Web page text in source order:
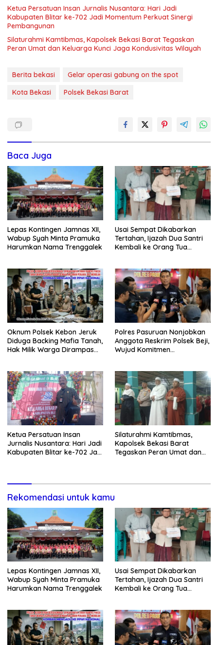
Ketua Persatuan Insan Jurnalis Nusantara: Hari Jadi
Kabupaten Blitar ke-702 Jadi Momentum Perkuat Sinergi
Pembangunan
Silaturahmi Kamtibmas, Kapolsek Bekasi Barat Tegaskan
Peran Umat dan Keluarga Kunci Jaga Kondusivitas Wilayah
Berita bekasi
Gelar operasi gabung on the spot
Kota Bekasi
Polsek Bekasi Barat
Baca Juga
Lepas Kontingen Jamnas XII,
Wabup Syah Minta Pramuka
Harumkan Nama Trenggalek
Usai Sempat Dikabarkan
Tertahan, Ijazah Dua Santri
Kembali ke Orang Tua
Oknum Polsek Kebon Jeruk
Diduga Backing Mafia Tanah,
Hak Milik Warga Dirampas
Polres Pasuruan Nonjobkan
Anggota Reskrim Polsek Beji,
Wujud Komitmen
Ketua Persatuan Insan
Jurnalis Nusantara: Hari Jadi
Kabupaten Blitar ke-702 Jadi
Silaturahmi Kamtibmas,
Kapolsek Bekasi Barat
Tegaskan Peran Umat dan
Rekomendasi untuk kamu
Lepas Kontingen Jamnas XII,
Wabup Syah Minta Pramuka
Harumkan Nama Trenggalek
Usai Sempat Dikabarkan
Tertahan, Ijazah Dua Santri
Kembali ke Orang Tua